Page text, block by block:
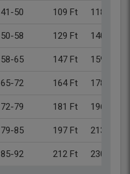
41-50 109 Ft 118 Ft
50-58 129 Ft 140 Ft
58-65 147 Ft 159 Ft
65-72 164 Ft 178 Ft
72-79 181 Ft 196 Ft
79-85 197 Ft 213 Ft
85-92 212 Ft 230 Ft